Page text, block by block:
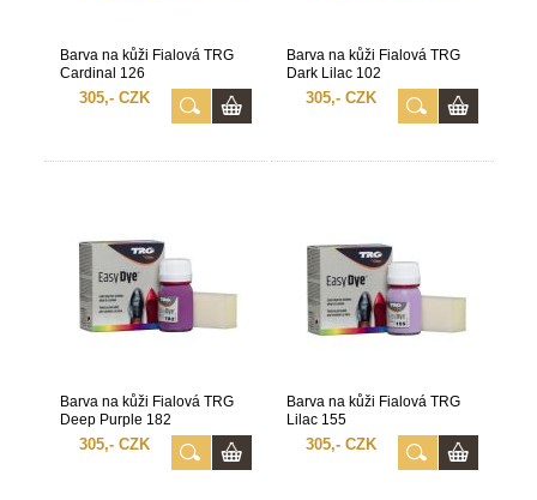
Barva na kůži Fialová TRG
Cardinal 126
305,- CZK
Barva na kůži Fialová TRG
Dark Lilac 102
305,- CZK
Barva na kůži Fialová TRG
Deep Purple 182
305,- CZK
Barva na kůži Fialová TRG
Lilac 155
305,- CZK